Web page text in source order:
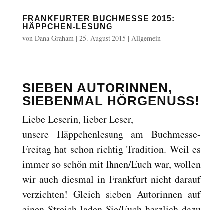
FRANKFURTER BUCHMESSE 2015:
HÄPPCHEN-LESUNG
von Dana Graham| 25. August 2015 | Allgemein
SIEBEN AUTORINNEN,
SIEBENMAL HÖRGENUSS!
Liebe Leserin, lieber Leser,
unsere Häppchenlesung am Buchmesse-
Freitag hat schon richtig Tradition. Weil es
immer so schön mit Ihnen/Euch war, wollen
wir auch diesmal in Frankfurt nicht darauf
verzichten! Gleich sieben Autorinnen auf